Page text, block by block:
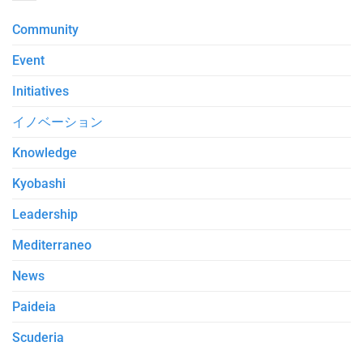
Community
Event
Initiatives
イノベーション
Knowledge
Kyobashi
Leadership
Mediterraneo
News
Paideia
Scuderia